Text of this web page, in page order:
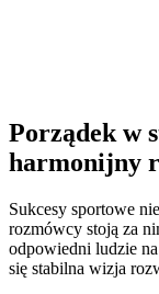
Porządek w
harmonijny
Sukcesy sportowe
rozmówcy stoją za
odpowiedni ludzie
się stabilna wizja